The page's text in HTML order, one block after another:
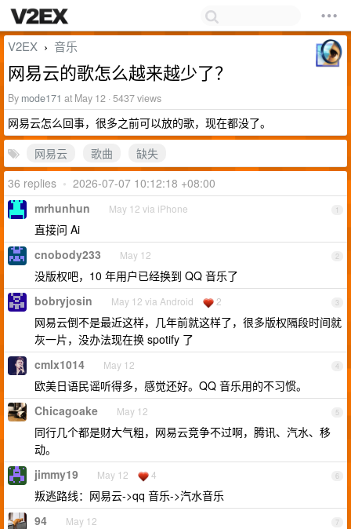
V2EX › 音乐
网易云的歌怎么越来越少了？
By mode171 at May 12 · 5437 views
网易云怎么回事，很多之前可以放的歌，现在都没了。
网易云
歌曲
缺失
36 replies • 2026-07-07 10:12:18 +08:00
1
mrhunhun May 12 via iPhone
直接问 Ai
2
cnobody233 May 12
没版权吧，10 年用户已经换到 QQ 音乐了
3
bobryjosin May 12 via Android 2
网易云倒不是最近这样，几年前就这样了，很多版权隔段时间就
灰一片，没办法现在换 spotify 了
4
cmlx1014 May 12
欧美日语民谣听得多，感觉还好。QQ 音乐用的不习惯。
5
Chicagoake May 12
同行几个都是财大气粗，网易云竞争不过啊，腾讯、汽水、移
动。
6
jimmy19 May 12 4
叛逃路线：网易云->qq 音乐->汽水音乐
7
94 May 12